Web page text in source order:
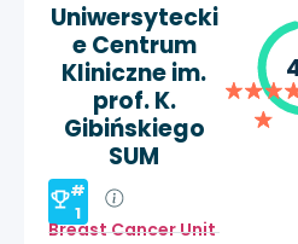
Uniwersytecki
e Centrum
Kliniczne im.
prof. K.
Gibińskiego
SUM
#
1
Breast Cancer Unit